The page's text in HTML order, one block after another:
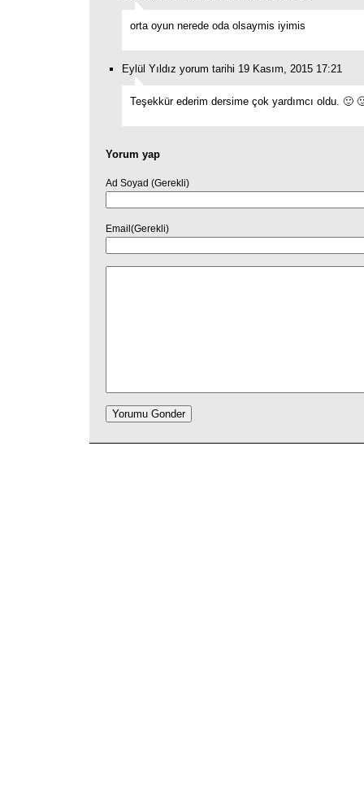
orta oyun nerede oda olsaymis iyimis
Eylül Yıldız yorum tarihi 19 Kasım, 2015 17:21
Teşekkür ederim dersime çok yardımcı oldu. 🙂
Yorum yap
Ad Soyad (Gerekli)
Email(Gerekli)